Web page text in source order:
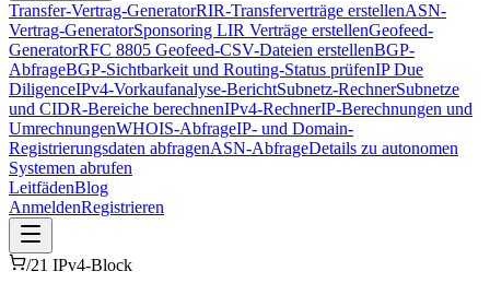
Transfer-Vertrag-GeneratorRIR-Transferverträge erstellenASN-
Vertrag-GeneratorSponsoring LIR Verträge erstellenGeofeed-
GeneratorRFC 8805 Geofeed-CSV-Dateien erstellenBGP-
AbfrageBGP-Sichtbarkeit und Routing-Status prüfenIP Due
DiligenceIPv4-Vorkaufanalyse-BerichtSubnetz-RechnerSubnetze
und CIDR-Bereiche berechnenIPv4-RechnerIP-Berechnungen und
UmrechnungenWHOIS-AbfrageIP- und Domain-
Registrierungsdaten abfragenASN-AbfrageDetails zu autonomen
Systemen abrufen
LeitfädenBlog
AnmeldenRegistrieren
/21 IPv4-Block